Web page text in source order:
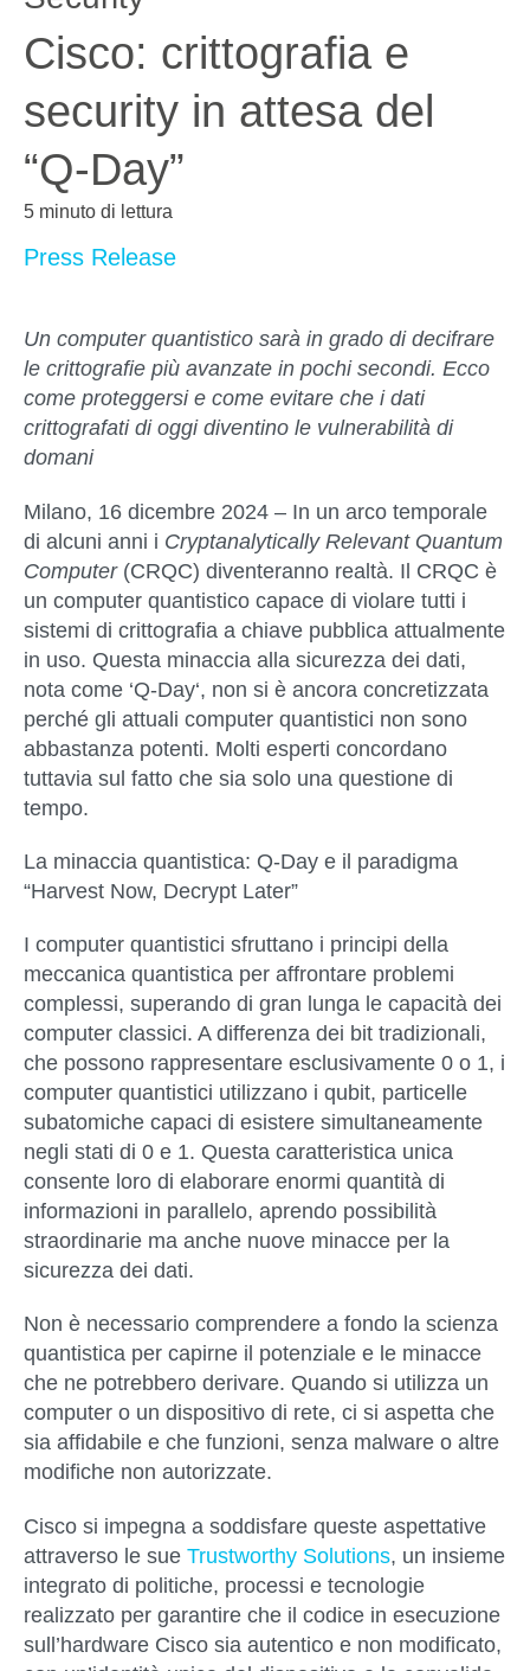
Cisco: crittografia e
security in attesa del
“Q-Day”
5 minuto di lettura
Press Release
Un computer quantistico sarà in grado di decifrare
le crittografie più avanzate in pochi secondi. Ecco
come proteggersi e come evitare che i dati
crittografati di oggi diventino le vulnerabilità di
domani
Milano, 16 dicembre 2024 – In un arco temporale
di alcuni anni i Cryptanalytically Relevant Quantum
Computer(CRQC) diventeranno realtà. Il CRQC è
un computer quantistico capace di violare tutti i
sistemi di crittografia a chiave pubblica attualmente
in uso. Questa minaccia alla sicurezza dei dati,
nota come ‘Q-Day‘, non si è ancora concretizzata
perché gli attuali computer quantistici non sono
abbastanza potenti. Molti esperti concordano
tuttavia sul fatto che sia solo una questione di
tempo.
La minaccia quantistica: Q-Day e il paradigma
“Harvest Now, Decrypt Later”
I computer quantistici sfruttano i principi della
meccanica quantistica per affrontare problemi
complessi, superando di gran lunga le capacità dei
computer classici. A differenza dei bit tradizionali,
che possono rappresentare esclusivamente 0 o 1, i
computer quantistici utilizzano i qubit, particelle
subatomiche capaci di esistere simultaneamente
negli stati di 0 e 1. Questa caratteristica unica
consente loro di elaborare enormi quantità di
informazioni in parallelo, aprendo possibilità
straordinarie ma anche nuove minacce per la
sicurezza dei dati.
Non è necessario comprendere a fondo la scienza
quantistica per capirne il potenziale e le minacce
che ne potrebbero derivare. Quando si utilizza un
computer o un dispositivo di rete, ci si aspetta che
sia affidabile e che funzioni, senza malware o altre
modifiche non autorizzate.
Cisco si impegna a soddisfare queste aspettative
attraverso le sue Trustworthy Solutions, un insieme
integrato di politiche, processi e tecnologie
realizzato per garantire che il codice in esecuzione
sull’hardware Cisco sia autentico e non modificato,